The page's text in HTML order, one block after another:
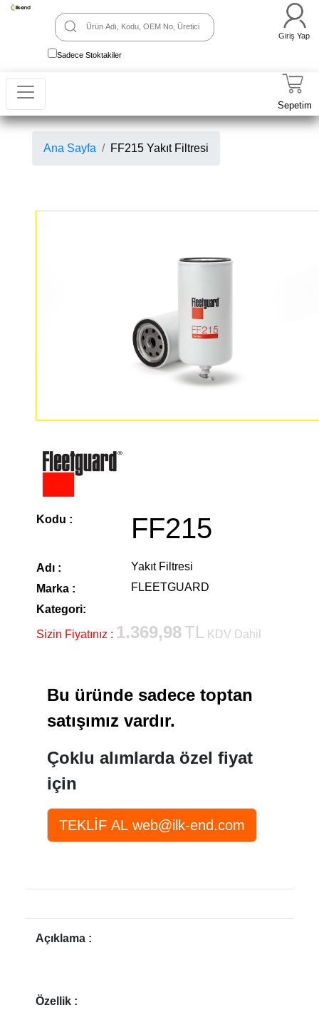
Sadece Stoktakiler
Giriş Yap
Sepetim
Ana Sayfa FF215 Yakıt Filtresi
Kodu : FF215
Adı :
Yakıt Filtresi
Marka :
FLEETGUARD
Kategori:
Sizin Fiyatınız : 1.369,98TL KDV Dahil
Bu üründe sadece toptan
satışımız vardır.
Çoklu alımlarda özel fiyat
için
Açıklama :
Özellik :